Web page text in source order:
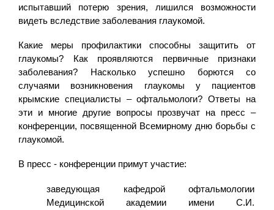
испытавший потерю зрения, лишился возможности
видеть вследствие заболевания глаукомой.
Какие меры профилактики способны защитить от
глаукомы? Как проявляются первичные признаки
заболевания? Насколько успешно борются со
случаями возникновения глаукомы у пациентов
крымские специалисты – офтальмологи? Ответы на
эти и многие другие вопросы прозвучат на пресс –
конференции, посвященной Всемирному дню борьбы с
глаукомой.
В пресс - конференции примут участие:
заведующая кафедрой офтальмологии
Медицинской академии имени С.И.